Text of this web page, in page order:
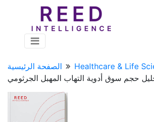
الصفحة الرئيسية Healthcare & Life